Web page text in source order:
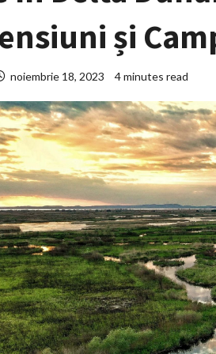
și
noiembrie 18, 2023 4 minutes read